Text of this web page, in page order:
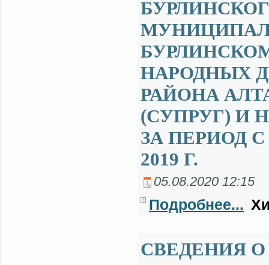
НАРОДНЫХ
РАЙОНА
(СУПРУГ) И
ЗА ПЕРИОД С
2019 Г.
05.08.2020 12:15
Подробнее...
СВЕДЕНИЯ